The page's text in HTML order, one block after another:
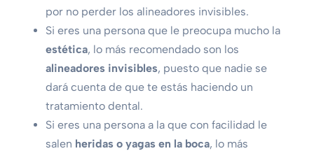
por no perder los alineadores invisibles.
Si eres una persona que le preocupa mucho la
estética, lo más recomendado son los
alineadores invisibles, puesto que nadie se
dará cuenta de que te estás haciendo un
tratamiento dental.
Si eres una persona a la que con facilidad le
salen heridas o yagas en la boca, lo más